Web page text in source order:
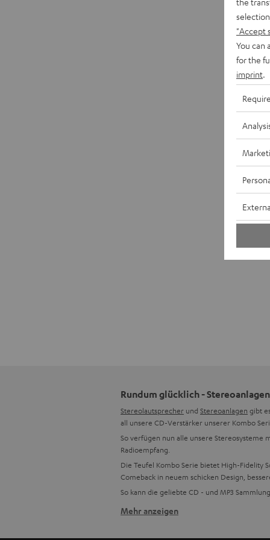
Rundum glücklich -
Stereolautsprecher und Stereoanlagen gibt
all unsere CD-Verstärker unserer Kombo
So verfügen nun alle unsere Stereosysteme
Radioempfang.
Die Teufel Kombo Serie bietet High-Fidelity
Comeback in neuem schicken Design,
So kann die geliebte CD - und MP3
Mehr Funktionen, besserer Sound
Mehr anzeigen
"Accept
You can
for the
imprint.